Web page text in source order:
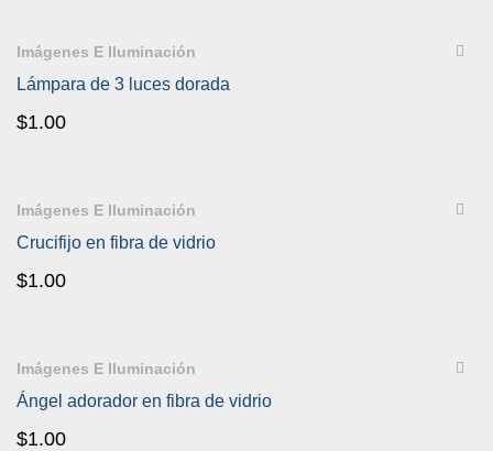
Imágenes E Iluminación
Lámpara de 3 luces dorada
$1.00
Imágenes E Iluminación
Crucifijo en fibra de vidrio
$1.00
Imágenes E Iluminación
Ángel adorador en fibra de vidrio
$1.00